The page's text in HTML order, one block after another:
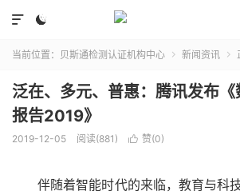


当前位置： 贝斯通检测认证机构中心  新闻资讯 
泛在、多元、普惠：腾讯发布
报告2019》
2019-12-05 阅读(881)  赞(0)
伴随着智能时代的来临，教育与科